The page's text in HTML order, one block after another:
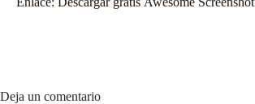
Deja un comentario